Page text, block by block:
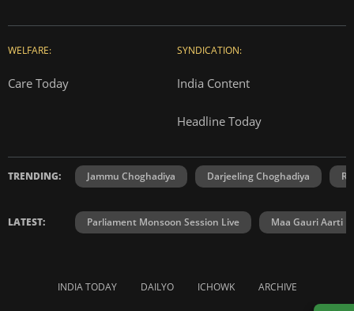
WELFARE:
Care Today
SYNDICATION:
India Content
Headline Today
TRENDING: Jammu Choghadiya Darjeeling Choghadiya
LATEST: Parliament Monsoon Session Live Maa Gauri Aarti
INDIA TODAY DAILYO ICHOWK ARCHIVE